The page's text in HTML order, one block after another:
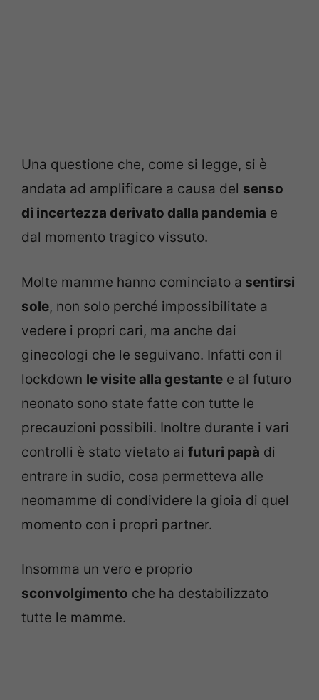
Una questione che, come si legge, si è
andata ad amplificare a causa del senso
di incertezza derivato dalla pandemia e
dal momento tragico vissuto.
Molte mamme hanno cominciato a sentirsi
sole, non solo perché impossibilitate a
vedere i propri cari, ma anche dai
ginecologi che le seguivano. Infatti con il
lockdown le visite alla gestante e al futuro
neonato sono state fatte con tutte le
precauzioni possibili. Inoltre durante i vari
controlli è stato vietato ai futuri papà di
entrare in sudio, cosa permetteva alle
neomamme di condividere la gioia di quel
momento con i propri partner.
Insomma un vero e proprio
sconvolgimento che ha destabilizzato
tutte le mamme.